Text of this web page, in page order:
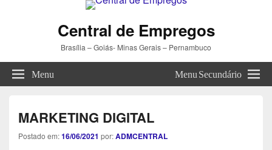
Central de Empregos
Brasília – Goiás- Minas Gerais – Pernambuco
Menu Menu Secundário
MARKETING DIGITAL
Postado em:16/06/2021 por:ADMCENTRAL